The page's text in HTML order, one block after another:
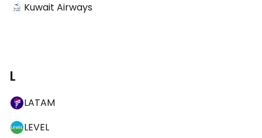
Kuwait Airways
L
LATAM
LEVEL